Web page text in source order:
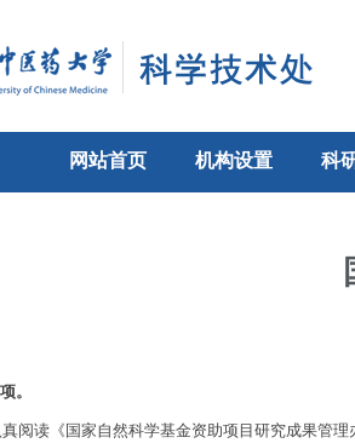
网站首页 机构设置 科
。
读《国家自然科学基金资助项目研究成果管理